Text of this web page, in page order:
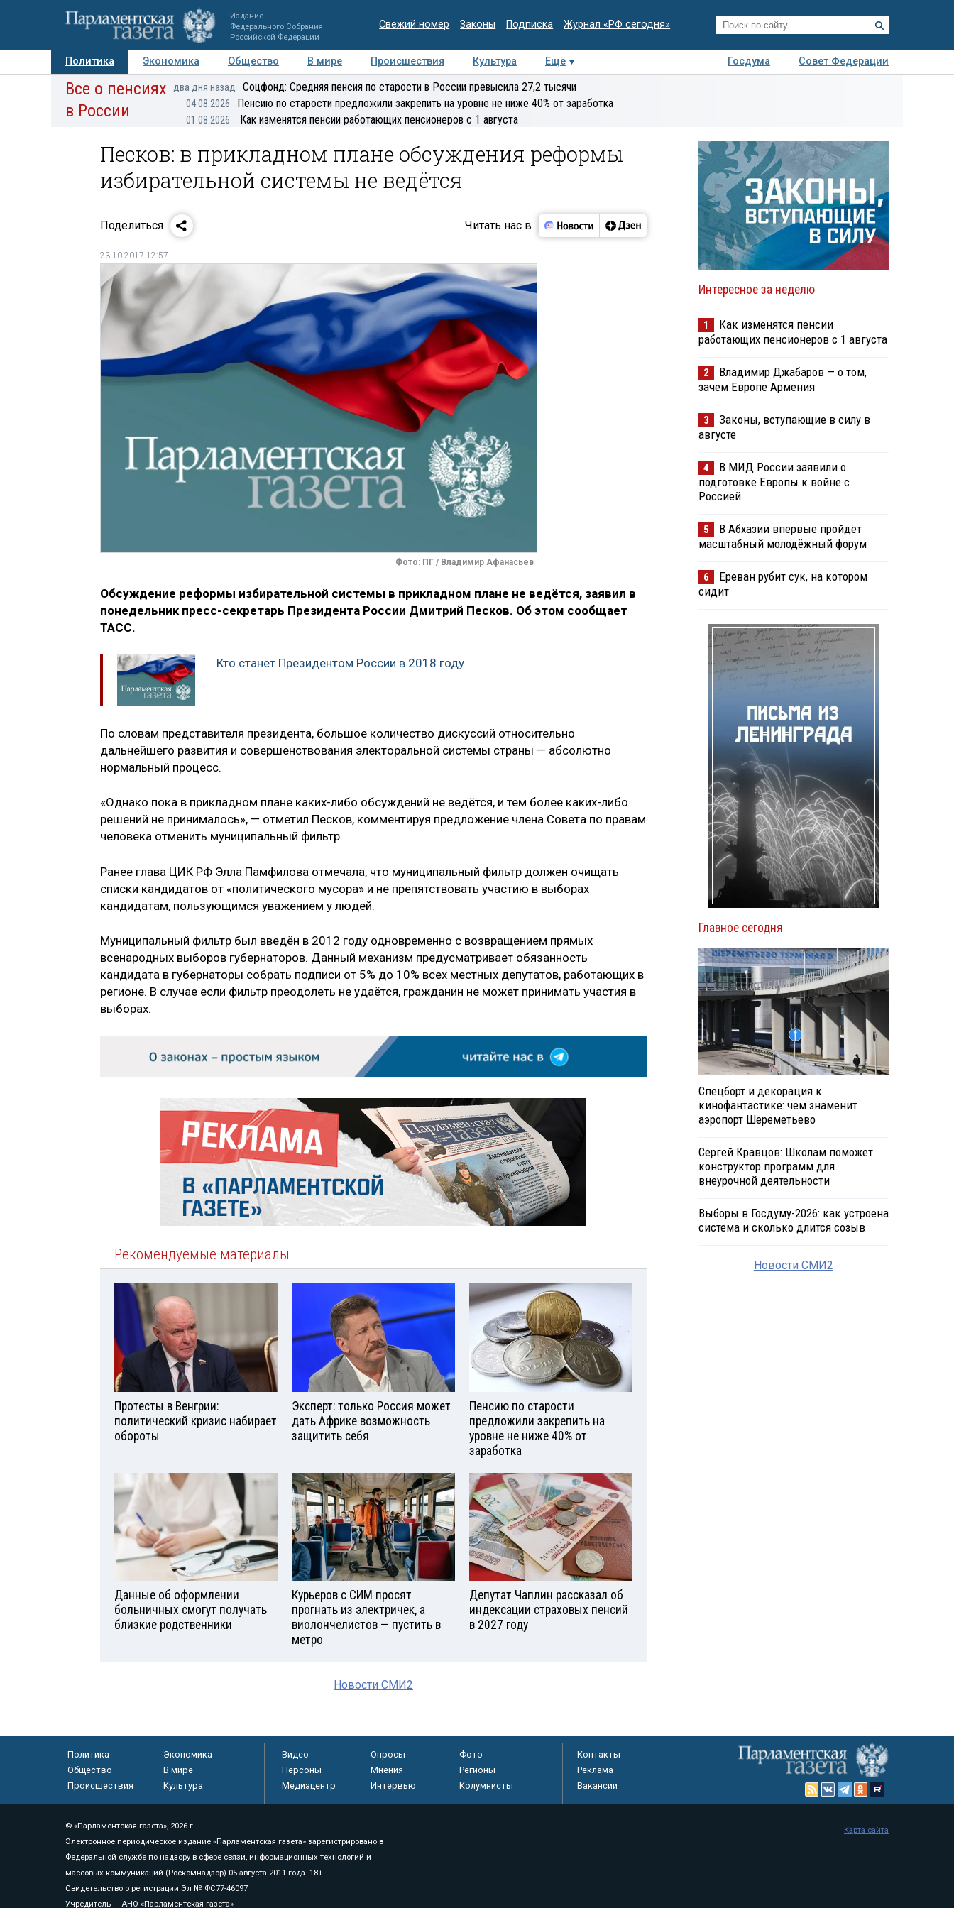
Издание
Федерального Собрания
Российской Федерации
Свежий номер Законы Подписка Журнал «РФ сегодня»
Политика Экономика Общество В мире Происшествия Культура Ещё Госдума
Совет Федерации
Авторы Персоны Мнения Регионы Медиацентр Интервью Колумнисты
Все о пенсиях
в России
два дня назад Соцфонд: Средняя пенсия по старости в России превысила 27,2 тысячи
04.08.2026 Пенсию по старости предложили закрепить на уровне не ниже 40% от заработка
01.08.2026 Как изменятся пенсии работающих пенсионеров с 1 августа
Песков: в прикладном плане обсуждения реформы
избирательной системы не ведётся
Поделиться Читать нас в
23.10.2017 12:57
Фото: ПГ / Владимир Афанасьев
Обсуждение реформы избирательной системы в прикладном плане не ведётся, заявил в
понедельник пресс-секретарь Президента России Дмитрий Песков. Об этом сообщает
ТАСС.
Кто станет Президентом России в 2018 году
По словам представителя президента, большое количество дискуссий относительно
дальнейшего развития и совершенствования электоральной системы страны — абсолютно
нормальный процесс.
«Однако пока в прикладном плане каких-либо обсуждений не ведётся, и тем более каких-либо
решений не принималось», — отметил Песков, комментируя предложение члена Совета по правам
человека отменить муниципальный фильтр.
Ранее глава ЦИК РФ Элла Памфилова отмечала, что муниципальный фильтр должен очищать
списки кандидатов от «политического мусора» и не препятствовать участию в выборах
кандидатам, пользующимся уважением у людей.
Муниципальный фильтр был введён в 2012 году одновременно с возвращением прямых
всенародных выборов губернаторов. Данный механизм предусматривает обязанность
кандидата в губернаторы собрать подписи от 5% до 10% всех местных депутатов, работающих в
регионе. В случае если фильтр преодолеть не удаётся, гражданин не может принимать участия в
выборах.
Рекомендуемые материалы
Протесты в Венгрии:
политический кризис набирает
обороты
Эксперт: только Россия может
дать Африке возможность
защитить себя
Пенсию по старости
предложили закрепить на
уровне не ниже 40% от
заработка
Данные об оформлении
больничных смогут получать
близкие родственники
Курьеров с СИМ просят
прогнать из электричек, а
виолончелистов — пустить в
метро
Депутат Чаплин рассказал об
индексации страховых пенсий
в 2027 году
Новости СМИ2
Интересное за неделю
1
Как изменятся пенсии
работающих пенсионеров с 1 августа
2
Владимир Джабаров — о том,
зачем Европе Армения
3
Законы, вступающие в силу в
августе
4
В МИД России заявили о
подготовке Европы к войне с
Россией
5
В Абхазии впервые пройдёт
масштабный молодёжный форум
6
Ереван рубит сук, на котором
сидит
Главное сегодня
Спецборт и декорация к
кинофантастике: чем знаменит
аэропорт Шереметьево
Сергей Кравцов: Школам поможет
конструктор программ для
внеурочной деятельности
Выборы в Госдуму-2026: как устроена
система и сколько длится созыв
Новости СМИ2
Политика
Экономика
Общество
В мире
Происшествия
Культура
Видео Опросы
Фото
Персоны
Мнения
Регионы
Медиацентр
Интервью Колумнисты
Контакты
Реклама
Вакансии
© «Парламентская газета», 2026 г.
Электронное периодическое издание «Парламентская газета» зарегистрировано в
Федеральной службе по надзору в сфере связи, информационных технологий и
массовых коммуникаций (Роскомнадзор) 05 августа 2011 года. 18+
Свидетельство о регистрации Эл № ФС77-46097
Учредитель — АНО «Парламентская газета»
Карта сайта